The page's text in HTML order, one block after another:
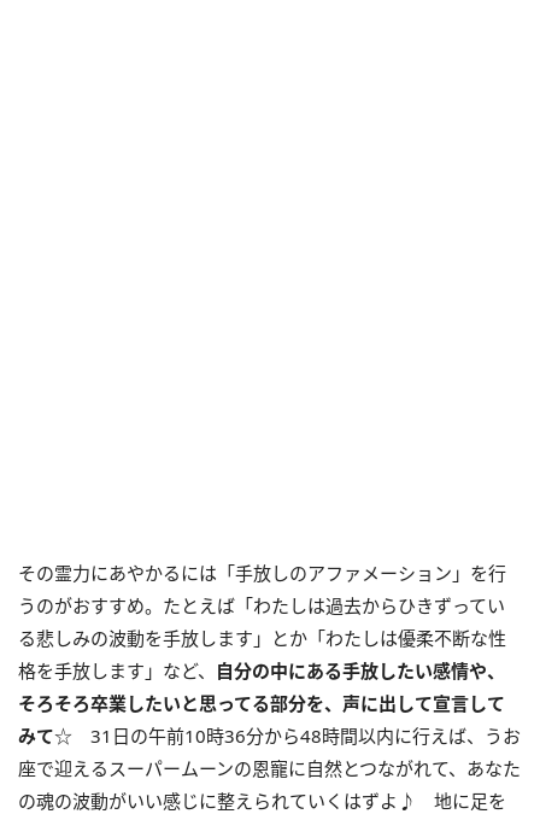
その霊力にあやかるには「手放しのアファメーション」を行
うのがおすすめ。たとえば「わたしは過去からひきずってい
る悲しみの波動を手放します」とか「わたしは優柔不断な性
格を手放します」など、 自分の中にある手放したい感情や、
そろそろ卒業したいと思ってる部分を、声に出して宣言して
みて☆ 31日の午前10時36分から48時間以内に行えば、うお
座で迎えるスーパームーンの恩寵に自然とつながれて、あなた
の魂の波動がいい感じに整えられていくはずよ♪ 地に足を